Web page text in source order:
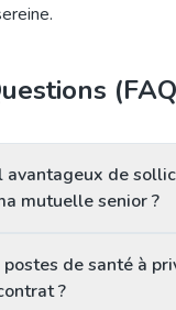
avantageux de
mutuelle senior ?
de santé à
?